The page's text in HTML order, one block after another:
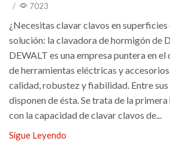
/ 7023
¿Necesitas clavar clavos en
solución: la clavadora de hormigón de
DEWALT es una empresa puntera en
de herramientas eléctricas y
calidad, robustez y fiabilidad. Entre
disponen de ésta. Se trata de la
con la capacidad de clavar clavos de...
Sigue Leyendo